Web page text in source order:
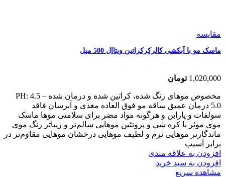
مقایسه
ماسک مو با آبکشی کالرکِرکراتین ویتااِل 500 میل
1,020,000 تومان
مخصوص موهای رنگ شده، کراتین شده و درمان شده PH: 4.5 –
5.0 درمان عمیق ساقه مو فوق العاده مغذی و آبرسان فاقد
سولفات و پارابن و هرگونه مواد مضر برای سلامتی موها ماسک
موی موثر با کره شی و پروتئین موهایی سالم‌تر و زیباتر رنگ موی
ماندگارتر موهایی نرم و لطیف موهایی درخشان موهایی مقاوم‌تر در
برابر آسیب
افزودن به علاقه مندی
افزودن به سبد خرید
مشاهده سریع